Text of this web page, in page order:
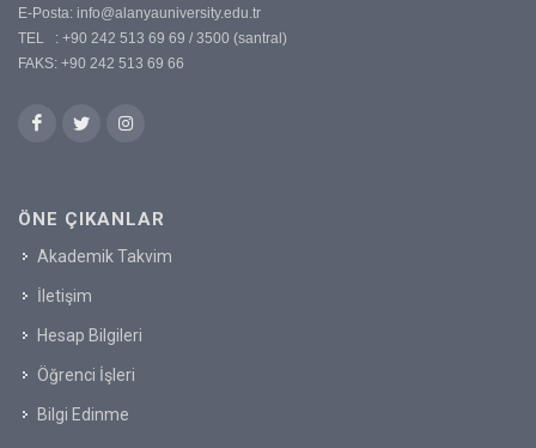
E-Posta: info@alanyauniversity.edu.tr
TEL : +90 242 513 69 69 / 3500 (santral)
FAKS: +90 242 513 69 66
ÖNE ÇIKANLAR
Akademik Takvim
İletişim
Hesap Bilgileri
Öğrenci İşleri
Bilgi Edinme